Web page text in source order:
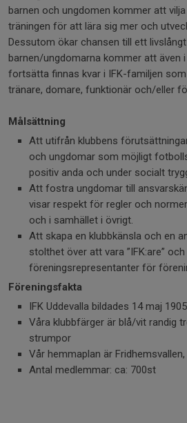
barnen och ungdomen kommer att
träningen för att lära sig mer och
Dessutom ökar chansen till ett
barnen/ungdomarna kommer att även i
fortsätta finnas kvar i IFK-familjen som
tränare, domare, funktionär och/eller
Målsättning
Att utifrån klubbens
och ungdomar som möjligt
positiv anda och under socialt
Att fostra ungdomar till
visar respekt för regler och
och i samhället i övrigt.
Att skapa en klubbkänsla och en
stolthet över att vara ”IFK:are”
föreningsrepresentanter för
Föreningsfakta
IFK Uddevalla bildades 14 maj 1905
Våra klubbfärger är blå/vit randig
strumpor
Vår hemmaplan är
Antal medlemmar: ca: 700st